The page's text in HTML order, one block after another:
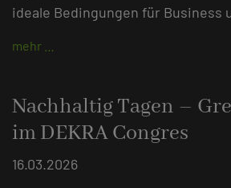
ideale Bedingungen für Business
mehr …
Nachhaltig Tagen –
im DEKRA Congres
16.03.2026